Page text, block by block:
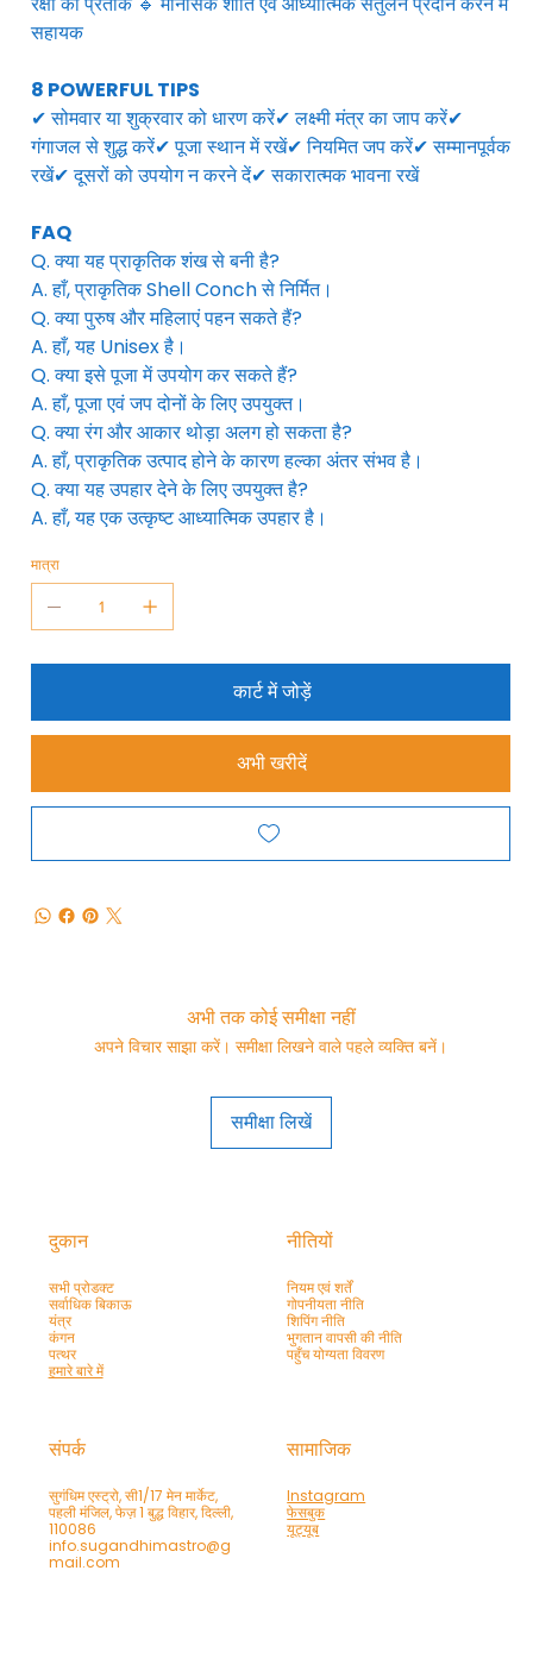
सहायक
8 POWERFUL TIPS
✔ सोमवार या शुक्रवार को धारण करें✔ लक्ष्मी मंत्र का जाप करें✔
गंगाजल से शुद्ध करें✔ पूजा स्थान में रखें✔ नियमित जप करें✔ सम्मानपूर्वक
रखें✔ दूसरों को उपयोग न करने दें✔ सकारात्मक भावना रखें
FAQ
Q. क्या यह प्राकृतिक शंख से बनी है?
A. हाँ, प्राकृतिक Shell Conch से निर्मित।
Q. क्या पुरुष और महिलाएं पहन सकते हैं?
A. हाँ, यह Unisex है।
Q. क्या इसे पूजा में उपयोग कर सकते हैं?
A. हाँ, पूजा एवं जप दोनों के लिए उपयुक्त।
Q. क्या रंग और आकार थोड़ा अलग हो सकता है?
A. हाँ, प्राकृतिक उत्पाद होने के कारण हल्का अंतर संभव है।
Q. क्या यह उपहार देने के लिए उपयुक्त है?
A. हाँ, यह एक उत्कृष्ट आध्यात्मिक उपहार है।
मात्रा
कार्ट में जोड़ें
अभी खरीदें
अभी तक कोई समीक्षा नहीं
अपने विचार साझा करें। समीक्षा लिखने वाले पहले व्यक्ति बनें।
समीक्षा लिखें
दुकान
सभी प्रोडक्ट
सर्वाधिक बिकाऊ
यंत्र
कंगन
पत्थर
हमारे बारे में
नीतियों
नियम एवं शर्तें
गोपनीयता नीति
शिपिंग नीति
भुगतान वापसी की नीति
पहुँच योग्यता विवरण
संपर्क
सुगंधिम एस्ट्रो, सी1/17 मेन मार्केट,
पहली मंजिल, फेज़ 1 बुद्ध विहार, दिल्ली,
110086
info.sugandhimastro@g
mail.com
सामाजिक
Instagram
फेसबुक
यूट्यूब